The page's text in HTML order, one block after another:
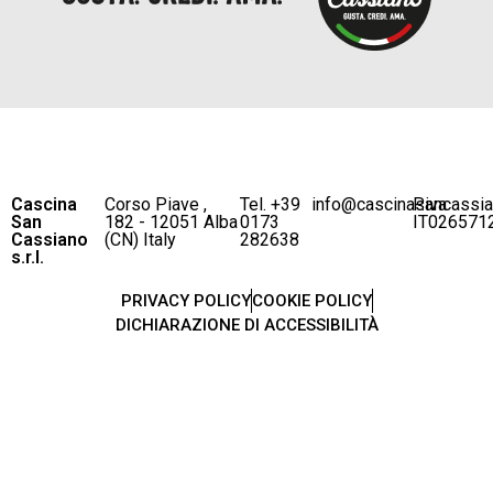
Cascina
San
Cassiano
s.r.l.
Corso Piave ,
182 - 12051 Alba
(CN) Italy
Tel. +39
0173
282638
P.iva
PRIVACY POLICYCOOKIE POLICY
DICHIARAZIONE DI ACCESSIBILITÀ